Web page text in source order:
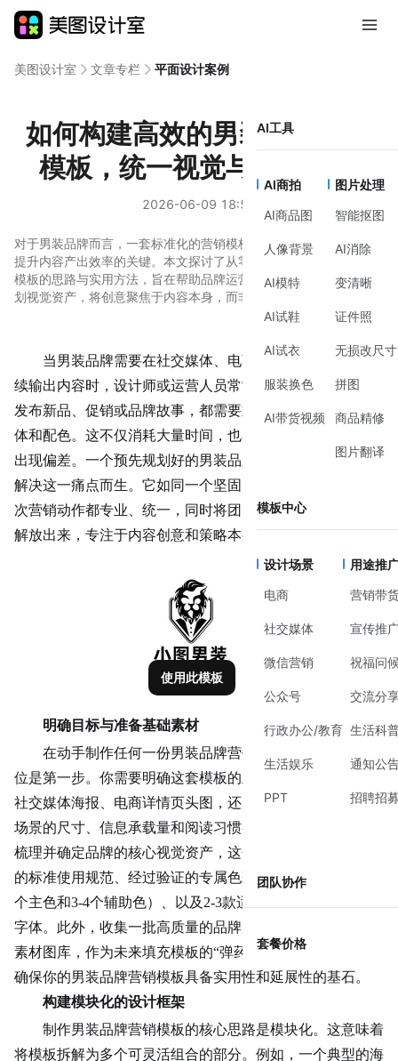
AI工具
AI商拍
AI商品图
人像背景
AI模特
AI试鞋
AI试衣
服装换色
AI带货视频
图片处理
智能抠图
AI消除
变清晰
证件照
无损改尺寸
拼图
商品精修
图片翻译
模板中心
设计场景
电商
社交媒体
微信营销
公众号
行政办公/教育
生活娱乐
PPT
用途推
营销带
宣传推
祝福问
交流分
生活科
通知公
招聘招
团队协作
套餐价格
美图设计室 文章专栏 平面设计案例
如何构建高效的男装品牌营销
模板，统一视觉与提升效率
2026-06-09 18:55
对于男装品牌而言，一套标准化的营销模板是保持品牌调性一致、
提升内容产出效率的关键。本文探讨了从零开始搭建男装品牌营销
模板的思路与实用方法，旨在帮助品牌运营者或设计师系统性地规
划视觉资产，将创意聚焦于内容本身，而非重复的格式调整。
当男装品牌需要在社交媒体、电商平台或会员通讯中持
续输出内容时，设计师或运营人员常常面临重复劳动：每次
发布新品、促销或品牌故事，都需要重新设计版式、调整字
体和配色。这不仅消耗大量时间，也容易导致品牌视觉形象
出现偏差。一个预先规划好的男装品牌营销
模板，正是为了
解决这一痛点而生。它如同一个坚固的视觉框架，确保每一
次营销动作都专业、统一，同时将团队从繁琐的基础设计中
解放出来，专注于内容创意和策略本身。
使用此模板
明确目标与准备基础素材
在动手制作任何一份男装品牌营销模板之前，清晰的定
位是第一步。你需要明确这套模板的主要应用场景：是用于
社交媒体海报、电商详情页头图，还是电子邮件营销？不同
场景的尺寸、信息承载量和阅读习惯截然不同。同时，必须
梳理并确定品牌的核心视觉资产，这包括但不限于品牌标志
的标准使用规范、经过验证的专属色彩体系（通常包含1-2
个主色和3-4个辅助色）、以及2-3款适用于不同层级的品牌
字体。此外，收集一批高质量的品牌产品图、场景图和人物
素材图库，作为未来填充模板的“弹药”。这些前期工作，是
确保你的男装品牌营销模板具备实用性和延展性的基石。
构建模块化的设计框架
制作男装品牌营销模板的核心思路是模块化。这意味着
将模板拆解为多个可灵活组合的部分。例如，一个典型的海